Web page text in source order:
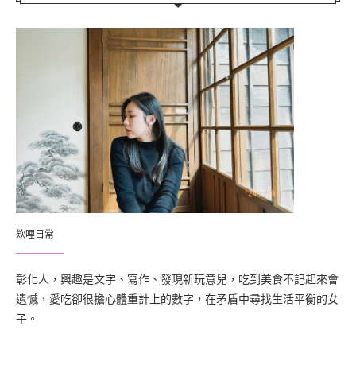
欸哩日常
彰化人，興趣是文字、寫作、發現新玩意兒，吃到美食不記起來會
遺憾，愛吃卻很擔心體重計上的數字，在矛盾中尋找生活平衡的女
子。